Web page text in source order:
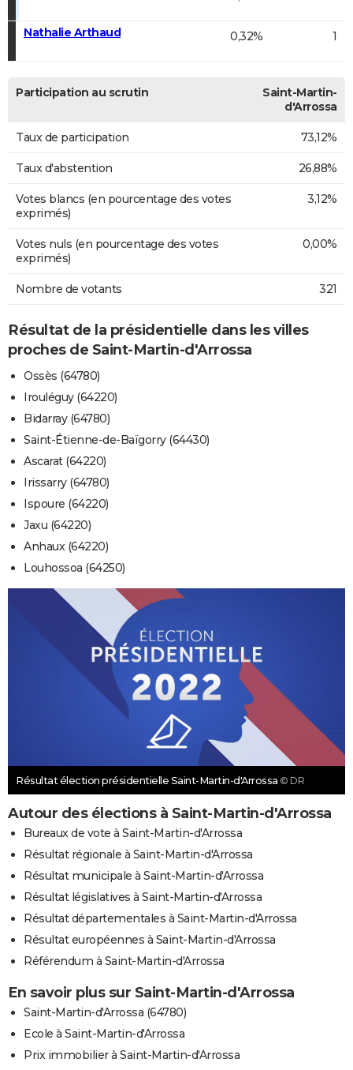
Nathalie Arthaud 0,32% 1
Participation au scrutin
Saint-Martin-
d'Arrossa
Taux de participation 73,12%
Taux d'abstention 26,88%
Votes blancs (en pourcentage des votes
exprimés)
3,12%
Votes nuls (en pourcentage des votes
exprimés)
0,00%
Nombre de votants 321
Résultat de la présidentielle dans les villes
proches de Saint-Martin-d'Arrossa
Ossès (64780)
Irouléguy (64220)
Bidarray (64780)
Saint-Étienne-de-Baïgorry (64430)
Ascarat (64220)
Irissarry (64780)
Ispoure (64220)
Jaxu (64220)
Anhaux (64220)
Louhossoa (64250)
Résultat élection présidentielle Saint-Martin-d'Arrossa © DR
Autour des élections à Saint-Martin-d'Arrossa
Bureaux de vote à Saint-Martin-d'Arrossa
Résultat régionale à Saint-Martin-d'Arrossa
Résultat municipale à Saint-Martin-d'Arrossa
Résultat législatives à Saint-Martin-d'Arrossa
Résultat départementales à Saint-Martin-d'Arrossa
Résultat européennes à Saint-Martin-d'Arrossa
Référendum à Saint-Martin-d'Arrossa
En savoir plus sur Saint-Martin-d'Arrossa
Saint-Martin-d'Arrossa (64780)
Ecole à Saint-Martin-d'Arrossa
Prix immobilier à Saint-Martin-d'Arrossa